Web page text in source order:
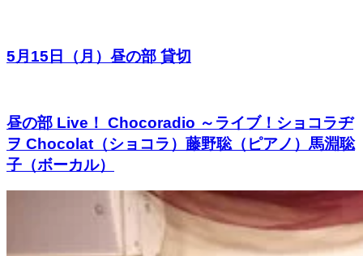
5月15日（月）昼の部 貸切
昼の部 Live！ Chocoradio ～ライブ！ショコラヂ
ヲ Chocolat（ショコラ）藤野聡（ピアノ）馬淵聡
子（ボーカル）